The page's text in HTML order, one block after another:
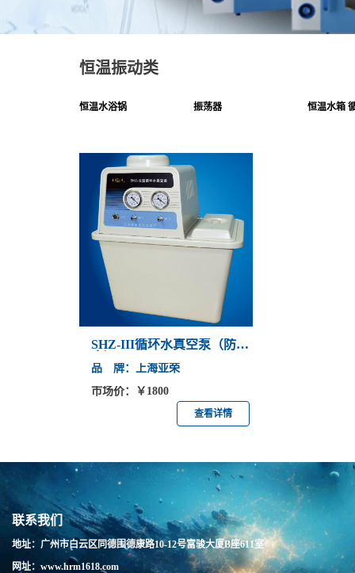
恒温振动类
恒温水浴锅 振荡器 恒温水箱
SHZ-III循环水真空泵（防
品 牌：上海亚荣
市场价：￥1800
查看详情
联系我们
地址：广州市白云区同德围德康路10-12号富骏大厦B座611室
网址：www.hrm1618.com